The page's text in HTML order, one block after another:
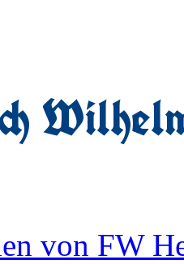
von FW